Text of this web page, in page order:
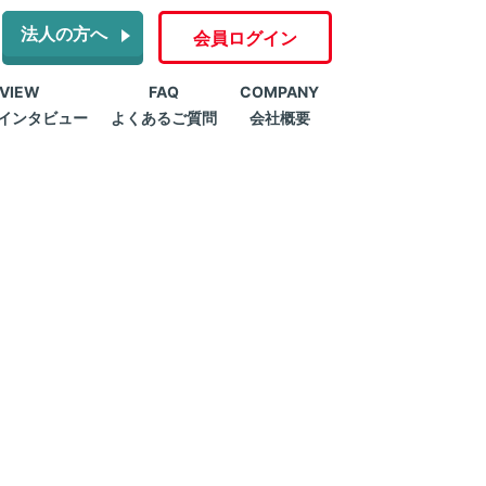
法人の方へ 会員ログイン
ンタビュー
FAQ
よくあるご質問
COMPANY
会社概要